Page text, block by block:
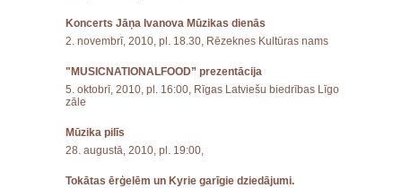
Koncerts Jāņa Ivanova Mūzikas dienās
2. novembrī, 2010, pl. 18.30, Rēzeknes Kultūras nams
"MUSICNATIONALFOOD” prezentācija
5. oktobrī, 2010, pl. 16:00, Rīgas Latviešu biedrības Līgo
zāle
Mūzika pilīs
28. augustā, 2010, pl. 19:00,
Tokātas ērģelēm un Kyrie garīgie dziedājumi.